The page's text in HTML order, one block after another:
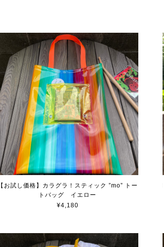
【お試し価格】カラグラ！スティック ”mo” トー
トバッグ イエロー
¥4,180